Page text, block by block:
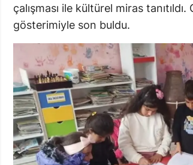
Mardin
Muş
Niğde
Ordu
Rize
çalışması ile kültürel miras
gösterimiyle son buldu.